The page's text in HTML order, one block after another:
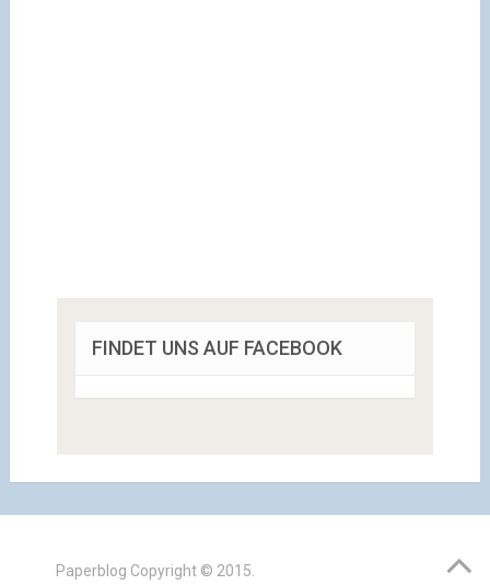
FINDET UNS AUF FACEBOOK
Paperblog Copyright © 2015.